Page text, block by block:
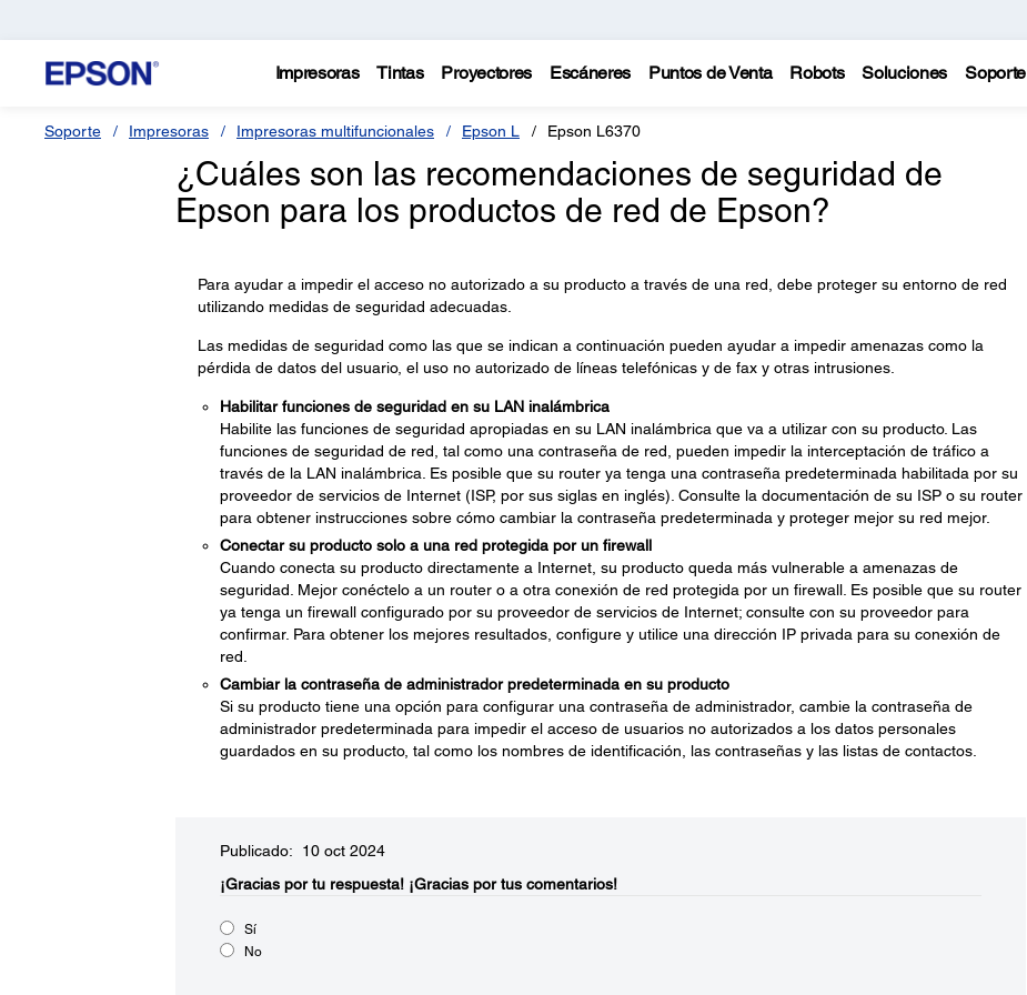
Impresoras Tintas Proyectores Escáneres Puntos de Venta Robots Soluciones Soporte
Soporte Impresoras Impresoras multifuncionales Epson L Epson L6370
¿Cuáles son las recomendaciones de seguridad de
Epson para los productos de red de Epson?
Para ayudar a impedir el acceso no autorizado a su producto a través de una red, debe proteger su entorno de red
utilizando medidas de seguridad adecuadas.
Las medidas de seguridad como las que se indican a continuación pueden ayudar a impedir amenazas como la
pérdida de datos del usuario, el uso no autorizado de líneas telefónicas y de fax y otras intrusiones.
Habilitar funciones de seguridad en su LAN inalámbrica
Habilite las funciones de seguridad apropiadas en su LAN inalámbrica que va a utilizar con su producto. Las
funciones de seguridad de red, tal como una contraseña de red, pueden impedir la interceptación de tráfico a
través de la LAN inalámbrica. Es posible que su router ya tenga una contraseña predeterminada habilitada por su
proveedor de servicios de Internet (ISP, por sus siglas en inglés). Consulte la documentación de su ISP o su router
para obtener instrucciones sobre cómo cambiar la contraseña predeterminada y proteger mejor su red mejor.
Conectar su producto solo a una red protegida por un firewall
Cuando conecta su producto directamente a Internet, su producto queda más vulnerable a amenazas de
seguridad. Mejor conéctelo a un router o a otra conexión de red protegida por un firewall. Es posible que su router
ya tenga un firewall configurado por su proveedor de servicios de Internet; consulte con su proveedor para
confirmar. Para obtener los mejores resultados, configure y utilice una dirección IP privada para su conexión de
red.
Cambiar la contraseña de administrador predeterminada en su producto
Si su producto tiene una opción para configurar una contraseña de administrador, cambie la contraseña de
administrador predeterminada para impedir el acceso de usuarios no autorizados a los datos personales
guardados en su producto, tal como los nombres de identificación, las contraseñas y las listas de contactos.
Publicado: 10 oct 2024
¡Gracias por tu respuesta! ¡Gracias por tus comentarios!
Sí
No